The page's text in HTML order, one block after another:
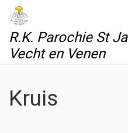
Skip to content
R.K. Parochie St
Vecht en Venen
Kruis